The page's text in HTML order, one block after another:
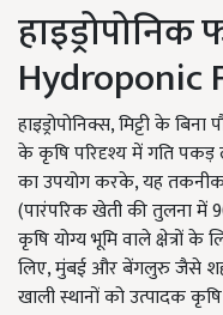
Hydroponic
हाइड्रोपोनिक्स, मिट्टी के
के कृषि परिदृश्य में गति पकड़
का उपयोग करके, यह
(पारंपरिक खेती की तुलना में
कृषि योग्य भूमि वाले क्षेत्रों
लिए, मुंबई और बेंगलुरु जैसे
खाली स्थानों को उत्पादक